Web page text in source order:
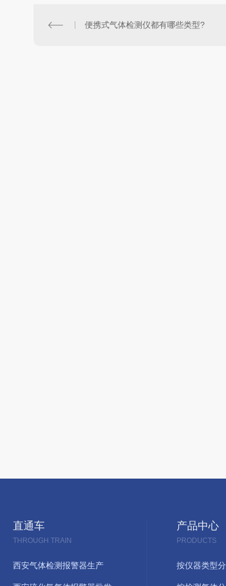
便携式气体检测仪都有哪些类型?
直通车
THROUGH TRAIN
西安气体检测报警器生产
产品中心
PRODUCTS
按仪器类型分